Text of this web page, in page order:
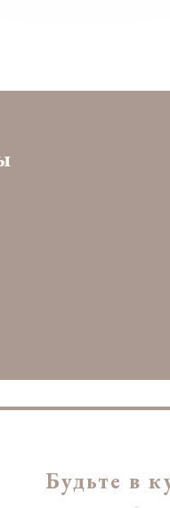
в новом окне))
в новом окне))
Будьте в